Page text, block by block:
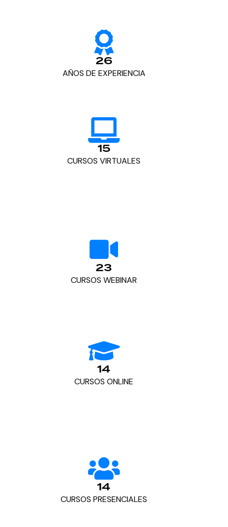
26
AÑOS DE EXPERIENCIA
15
CURSOS VIRTUALES
23
CURSOS WEBINAR
14
CURSOS ONLINE
14
CURSOS PRESENCIALES